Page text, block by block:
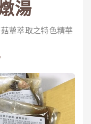
湯
蕈萃取之特色精華